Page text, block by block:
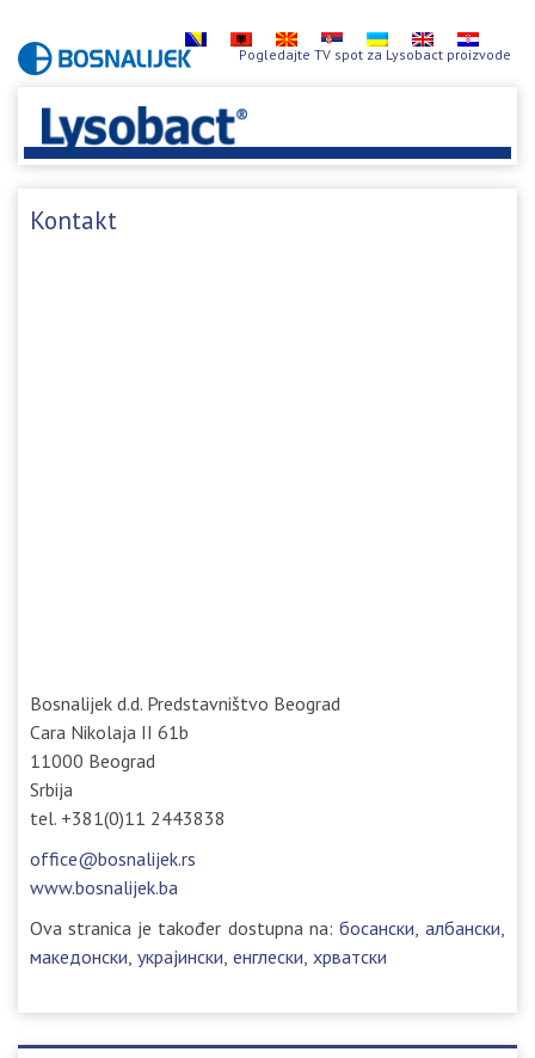
Pogledajte TV spot za Lysobact proizvode
Kontakt
Bosnalijek d.d. Predstavništvo Beograd
Cara Nikolaja II 61b
11000 Beograd
Srbija
tel. +381(0)11 2443838
office@bosnalijek.rs
www.bosnalijek.ba
Ova stranica je također dostupna na: босански албански
македонски украјински енглески хрватски